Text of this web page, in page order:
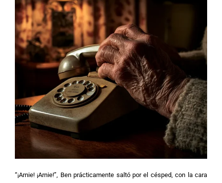
“¡Arnie! ¡Arnie!”, Ben prácticamente saltó por el césped, con la cara